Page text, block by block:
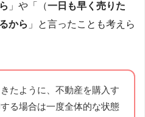
」や「（一日も早く売りた
から 」と言ったことも考えら
たように、不動産を購入す
る場合は一度全体的な状態